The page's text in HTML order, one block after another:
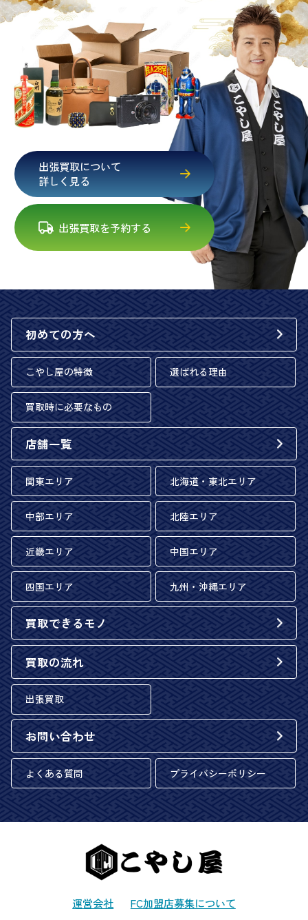
出張買取について
詳しく見る
出張買取を予約する
初めての方へ
こやし屋の特徴 選ばれる理由
買取時に必要なもの
店舗一覧
関東エリア 北海道・東北エリア
中部エリア 北陸エリア
近畿エリア 中国エリア
四国エリア 九州・沖縄エリア
買取できるモノ
買取の流れ
出張買取
お問い合わせ
よくある質問 プライバシーポリシー
運営会社 FC加盟店募集について